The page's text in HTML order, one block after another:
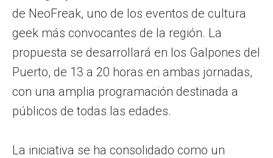
de NeoFreak, uno de los eventos de cultura
geek más convocantes de la región. La
propuesta se desarrollará en los Galpones del
Puerto, de 13 a 20 horas en ambas jornadas,
con una amplia programación destinada a
públicos de todas las edades.
La iniciativa se ha consolidado como un